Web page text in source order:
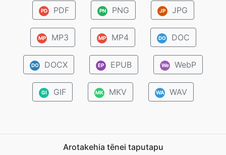
PD PDF PN PNG JP JPG
MP MP3 MP MP4 DO DOC
DO DOCX EP EPUB We WebP
GI GIF MK MKV WA WAV
Arotakehia tēnei taputapu